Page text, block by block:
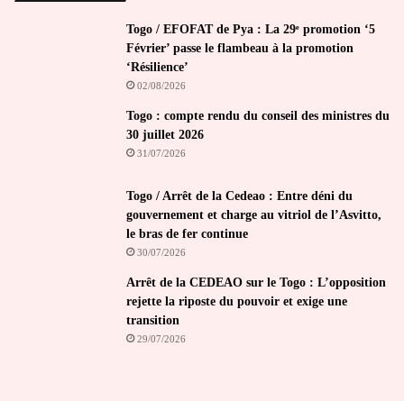
Togo / EFOFAT de Pya : La 29ᵉ promotion ‘5
Février’ passe le flambeau à la promotion
‘Résilience’
02/08/2026
Togo : compte rendu du conseil des ministres du
30 juillet 2026
31/07/2026
Togo / Arrêt de la Cedeao : Entre déni du
gouvernement et charge au vitriol de l’Asvitto,
le bras de fer continue
30/07/2026
Arrêt de la CEDEAO sur le Togo : L’opposition
rejette la riposte du pouvoir et exige une
transition
29/07/2026